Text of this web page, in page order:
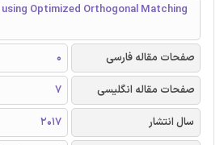
Optimized Orthogonal Matching
صفحات مقاله فارسی
0
صفحات مقاله انگلیسی
7
سال انتشار
2017